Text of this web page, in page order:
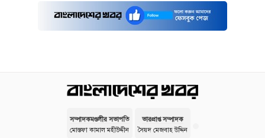
সম্পাদকমণ্ডলীর সভাপতি
মোস্তফা কামাল মহীউদ্দীন
ভারপ্রাপ্ত সম্পাদক
সৈয়দ মেজবাহ উদ্দিন